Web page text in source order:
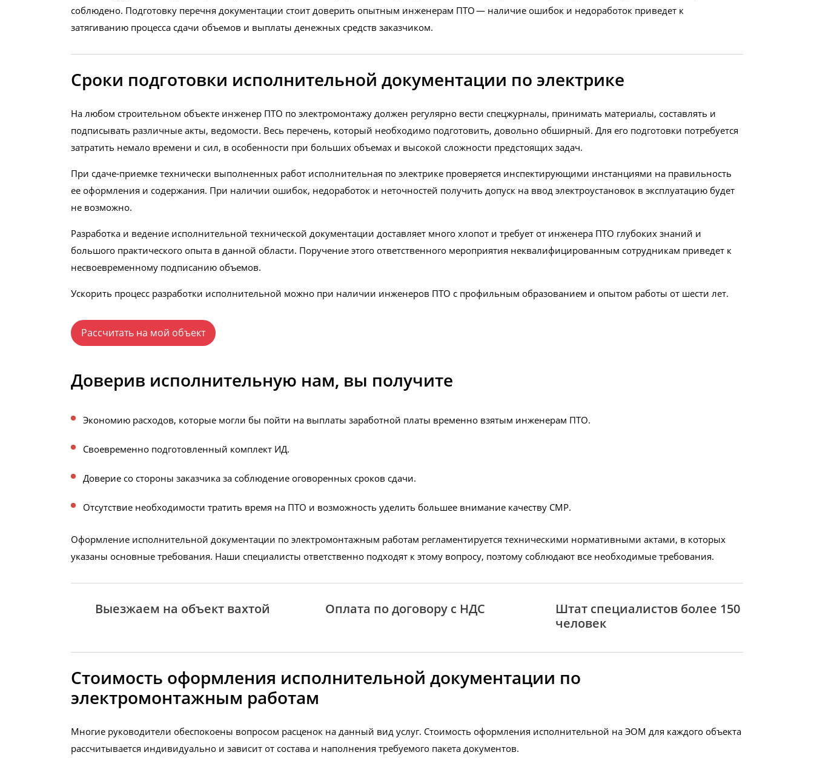
соблюдено. Подготовку перечня документации стоит доверить опытным инженерам ПТО — наличие ошибок и недоработок приведет к
затягиванию процесса сдачи объемов и выплаты денежных средств заказчиком.
Сроки подготовки исполнительной документации по электрике
На любом строительном объекте инженер ПТО по электромонтажу должен регулярно вести спецжурналы, принимать материалы, составлять и
подписывать различные акты, ведомости. Весь перечень, который необходимо подготовить, довольно обширный. Для его подготовки потребуется
затратить немало времени и сил, в особенности при больших объемах и высокой сложности предстоящих задач.
При сдаче-приемке технически выполненных работ исполнительная по электрике проверяется инспектирующими инстанциями на правильность
ее оформления и содержания. При наличии ошибок, недоработок и неточностей получить допуск на ввод электроустановок в эксплуатацию будет
не возможно.
Разработка и ведение исполнительной технической документации доставляет много хлопот и требует от инженера ПТО глубоких знаний и
большого практического опыта в данной области. Поручение этого ответственного мероприятия неквалифицированным сотрудникам приведет к
несвоевременному подписанию объемов.
Ускорить процесс разработки исполнительной можно при наличии инженеров ПТО с профильным образованием и опытом работы от шести лет.
Рассчитать на мой объект
Доверив исполнительную нам, вы получите
Экономию расходов, которые могли бы пойти на выплаты заработной платы временно взятым инженерам ПТО.
Своевременно подготовленный комплект ИД.
Доверие со стороны заказчика за соблюдение оговоренных сроков сдачи.
Отсутствие необходимости тратить время на ПТО и возможность уделить большее внимание качеству СМР.
Оформление исполнительной документации по электромонтажным работам регламентируется техническими нормативными актами, в которых
указаны основные требования. Наши специалисты ответственно подходят к этому вопросу, поэтому соблюдают все необходимые требования.
Выезжаем на объект вахтой Оплата по договору с НДС
Штат специалистов более 150
человек
Стоимость оформления исполнительной документации по
электромонтажным работам
Многие руководители обеспокоены вопросом расценок на данный вид услуг. Стоимость оформления исполнительной на ЭОМ для каждого объекта
рассчитывается индивидуально и зависит от состава и наполнения требуемого пакета документов.